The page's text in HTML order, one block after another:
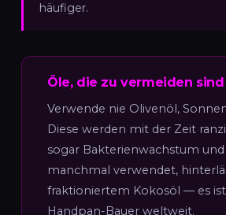
häufiger.
Öle, die zu vermeiden sind
Verwende nie Olivenöl,
Diese werden mit der Zeit
sogar Bakterienwachstum
manchmal verwendet,
fraktioniertem Kokosöl — es
Handpan-Bauer weltweit.